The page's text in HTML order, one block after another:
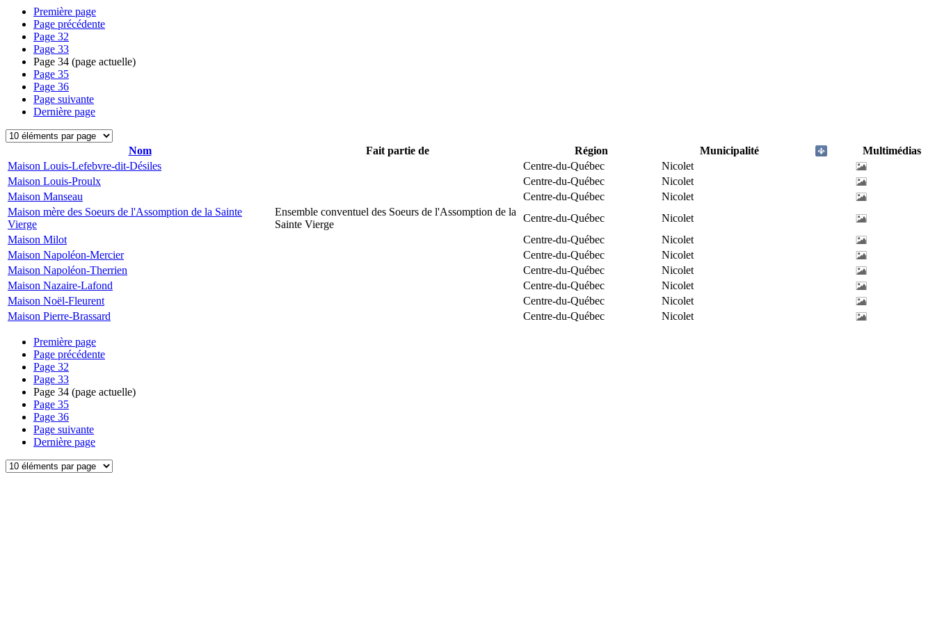
Première page
Page précédente
Page 32
Page 33
Page 34 (page actuelle)
Page 35
Page 36
Page suivante
Dernière page
Nom Fait partie de Région Municipalité
Multimédias
Maison Louis-Lefebvre-dit-Désiles
Centre-du-Québec
Nicolet
Maison Louis-Proulx
Centre-du-Québec
Nicolet
Maison Manseau
Centre-du-Québec
Nicolet
Maison mère des Soeurs de l'Assomption de la Sainte
Vierge
Ensemble conventuel des Soeurs de l'Assomption de la
Sainte Vierge
Centre-du-Québec
Nicolet
Maison Milot
Centre-du-Québec
Nicolet
Maison Napoléon-Mercier
Centre-du-Québec
Nicolet
Maison Napoléon-Therrien
Centre-du-Québec
Nicolet
Maison Nazaire-Lafond
Centre-du-Québec
Nicolet
Maison Noël-Fleurent
Centre-du-Québec
Nicolet
Maison Pierre-Brassard
Centre-du-Québec Nicolet
Première page
Page précédente
Page 32
Page 33
Page 34 (page actuelle)
Page 35
Page 36
Page suivante
Dernière page